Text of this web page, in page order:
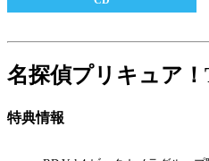
名探偵プリキュア
特典情報